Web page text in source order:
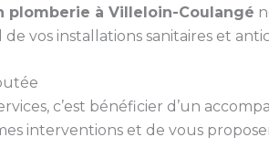
plomberie à Villeloin-Coulangé
de vos installations sanitaires et
c’est bénéficier d’un
interventions et de vous